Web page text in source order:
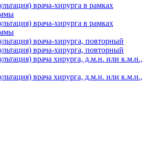
врача-хирурга в рамках
врача-хирурга в рамках
врача-хирурга, повторный
врача-хирурга, повторный
врача хирурга, д.м.н. или к.м.н.,
врача хирурга, д.м.н. или к.м.н.,